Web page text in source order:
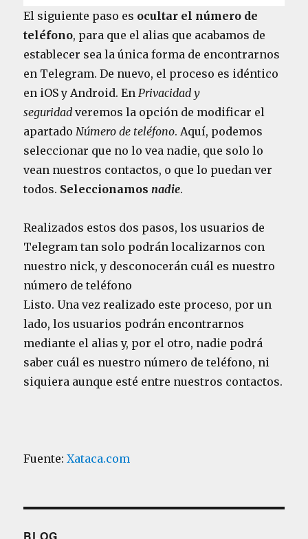
El siguiente paso es ocultar el número de
teléfono, para que el alias que acabamos de
establecer sea la única forma de encontrarnos
en Telegram. De nuevo, el proceso es idéntico
en iOS y Android. EnPrivacidad y
seguridad veremos la opción de modificar el
apartadoNúmero de teléfono. Aquí, podemos
seleccionar que no lo vea nadie, que solo lo
vean nuestros contactos, o que lo puedan ver
todos. Seleccionamosnadie.
Realizados estos dos pasos, los usuarios de
Telegram tan solo podrán localizarnos con
nuestro nick, y desconocerán cuál es nuestro
número de teléfono
Listo. Una vez realizado este proceso, por un
lado, los usuarios podrán encontrarnos
mediante el alias y, por el otro, nadie podrá
saber cuál es nuestro número de teléfono, ni
siquiera aunque esté entre nuestros contactos.
Fuente:Xataca.com